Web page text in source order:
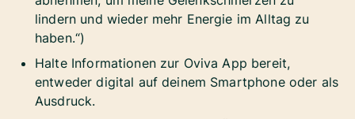
lindern und wieder mehr Energie im Alltag zu
haben.“)
Halte Informationen zur Oviva App bereit,
entweder digital auf deinem Smartphone oder als
Ausdruck.